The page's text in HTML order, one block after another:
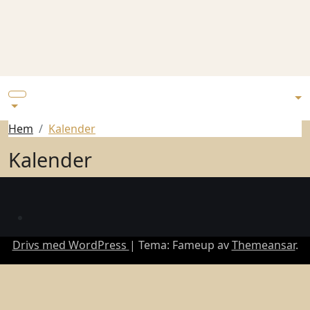
Hem Kalender
Kalender
Drivs med WordPress | Tema: Fameup avThemeansar.